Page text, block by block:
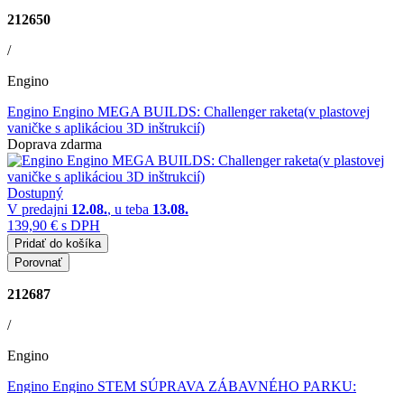
212650
/
Engino
Engino Engino MEGA BUILDS: Challenger raketa(v plastovej
vaničke s aplikáciou 3D inštrukcií)
Doprava zdarma
Dostupný
V predajni 12.08., u teba 13.08.
139,90 € s DPH
Pridať do košíka
Porovnať
212687
/
Engino
Engino Engino STEM SÚPRAVA ZÁBAVNÉHO PARKU: